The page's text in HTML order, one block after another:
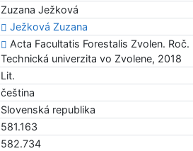
Zuzana Ježková
Ježková Zuzana
Acta Facultatis Forestalis Zvolen.
Technická univerzita vo Zvolene, 2018
Lit.
čeština
Slovenská republika
581.163
582.734